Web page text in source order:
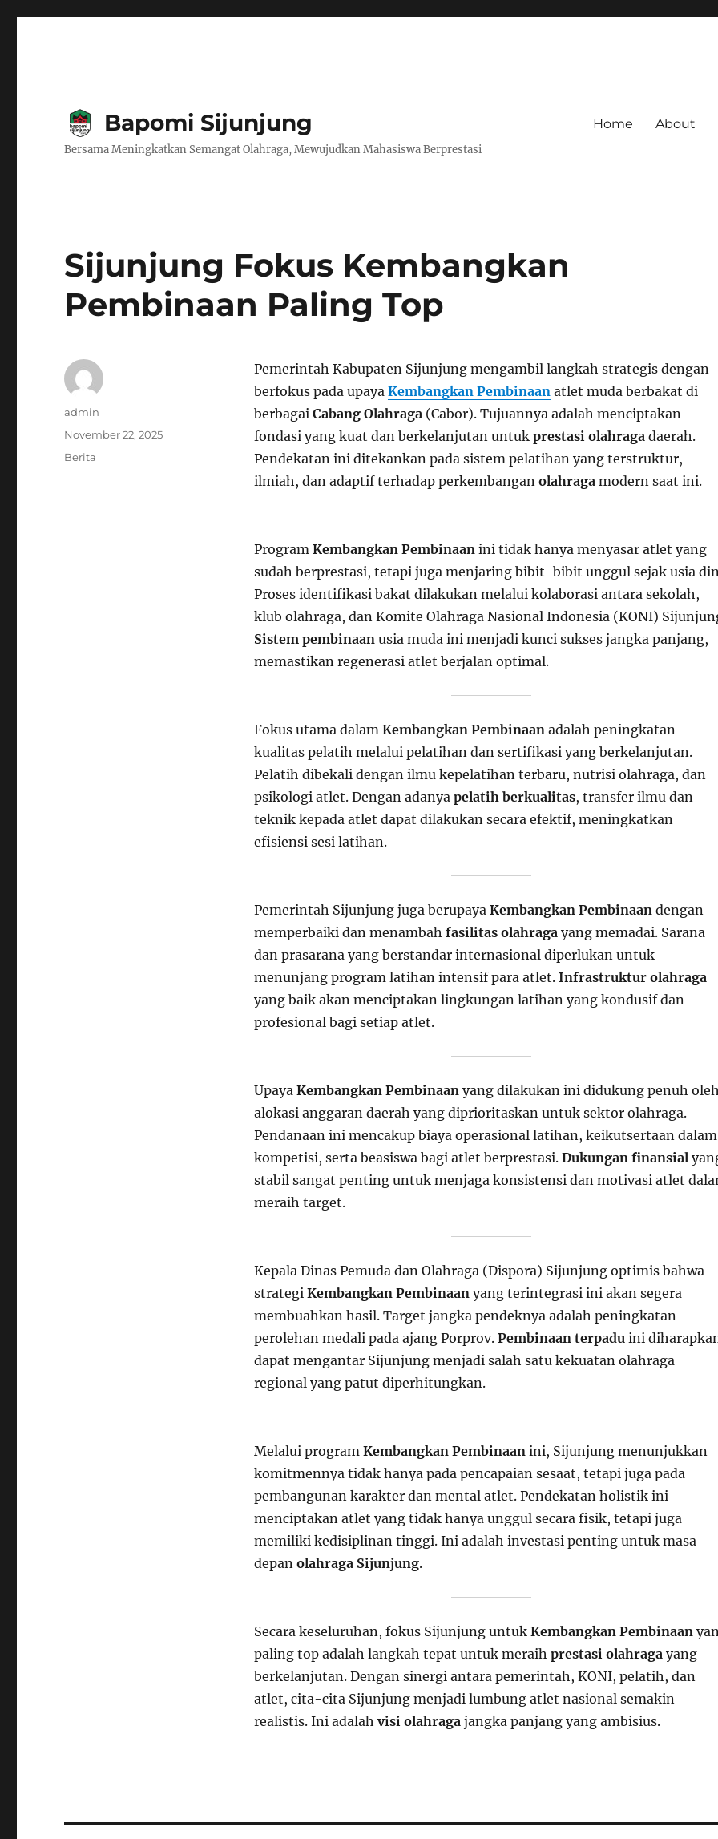
Bapomi Sijunjung
Bersama Meningkatkan Semangat Olahraga, Mewujudkan Mahasiswa Berprestasi
Home About
Sijunjung Fokus Kembangkan
Pembinaan Paling Top
Pemerintah Kabupaten Sijunjung mengambil langkah strategis dengan
berfokus pada upaya Kembangkan Pembinaanatlet muda berbakat di
berbagai Cabang Olahraga(Cabor). Tujuannya adalah menciptakan
fondasi yang kuat dan berkelanjutan untuk prestasi olahragadaerah.
Pendekatan ini ditekankan pada sistem pelatihan yang terstruktur,
ilmiah, dan adaptif terhadap perkembangan olahragamodern saat ini.
Program Kembangkan Pembinaanini tidak hanya menyasar atlet yang
sudah berprestasi, tetapi juga menjaring bibit-bibit unggul sejak usia
Proses identifikasi bakat dilakukan melalui kolaborasi antara sekolah,
klub olahraga, dan Komite Olahraga Nasional Indonesia (KONI)
Sistem pembinaanusia muda ini menjadi kunci sukses jangka panjang,
memastikan regenerasi atlet berjalan optimal.
Fokus utama dalam Kembangkan Pembinaanadalah peningkatan
kualitas pelatih melalui pelatihan dan sertifikasi yang berkelanjutan.
Pelatih dibekali dengan ilmu kepelatihan terbaru, nutrisi olahraga, dan
psikologi atlet. Dengan adanya pelatih berkualitas, transfer ilmu dan
teknik kepada atlet dapat dilakukan secara efektif, meningkatkan
efisiensi sesi latihan.
Pemerintah Sijunjung juga berupaya Kembangkan Pembinaandengan
memperbaiki dan menambah fasilitas olahragayang memadai. Sarana
dan prasarana yang berstandar internasional diperlukan untuk
menunjang program latihan intensif para atlet. Infrastruktur olahraga
yang baik akan menciptakan lingkungan latihan yang kondusif dan
profesional bagi setiap atlet.
Upaya Kembangkan Pembinaanyang dilakukan ini didukung penuh
alokasi anggaran daerah yang diprioritaskan untuk sektor olahraga.
Pendanaan ini mencakup biaya operasional latihan, keikutsertaan dalam
kompetisi, serta beasiswa bagi atlet berprestasi. Dukungan finansial
stabil sangat penting untuk menjaga konsistensi dan motivasi atlet
meraih target.
Kepala Dinas Pemuda dan Olahraga (Dispora) Sijunjung optimis bahwa
strategi Kembangkan Pembinaanyang terintegrasi ini akan segera
membuahkan hasil. Target jangka pendeknya adalah peningkatan
perolehan medali pada ajang Porprov. Pembinaan terpaduini
dapat mengantar Sijunjung menjadi salah satu kekuatan olahraga
regional yang patut diperhitungkan.
Melalui program Kembangkan Pembinaanini, Sijunjung menunjukkan
komitmennya tidak hanya pada pencapaian sesaat, tetapi juga pada
pembangunan karakter dan mental atlet. Pendekatan holistik ini
menciptakan atlet yang tidak hanya unggul secara fisik, tetapi juga
memiliki kedisiplinan tinggi. Ini adalah investasi penting untuk masa
depan olahraga Sijunjung.
Secara keseluruhan, fokus Sijunjung untuk Kembangkan Pembinaan
paling top adalah langkah tepat untuk meraih prestasi olahragayang
berkelanjutan. Dengan sinergi antara pemerintah, KONI, pelatih, dan
atlet, cita-cita Sijunjung menjadi lumbung atlet nasional semakin
realistis. Ini adalah visi olahragajangka panjang yang ambisius.
Author
admin
Posted
November 22, 2025
Categories
Berita